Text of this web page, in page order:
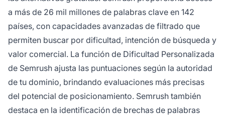
a más de 26 mil millones de palabras clave en 142
países, con capacidades avanzadas de filtrado que
permiten buscar por dificultad, intención de búsqueda y
valor comercial. La función de Dificultad Personalizada
de Semrush ajusta las puntuaciones según la autoridad
de tu dominio, brindando evaluaciones más precisas
del potencial de posicionamiento. Semrush también
destaca en la identificación de brechas de palabras